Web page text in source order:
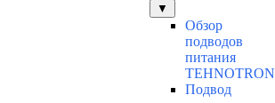
▼
Обзор
подводов
питания
TEHNOTRON
Подвод